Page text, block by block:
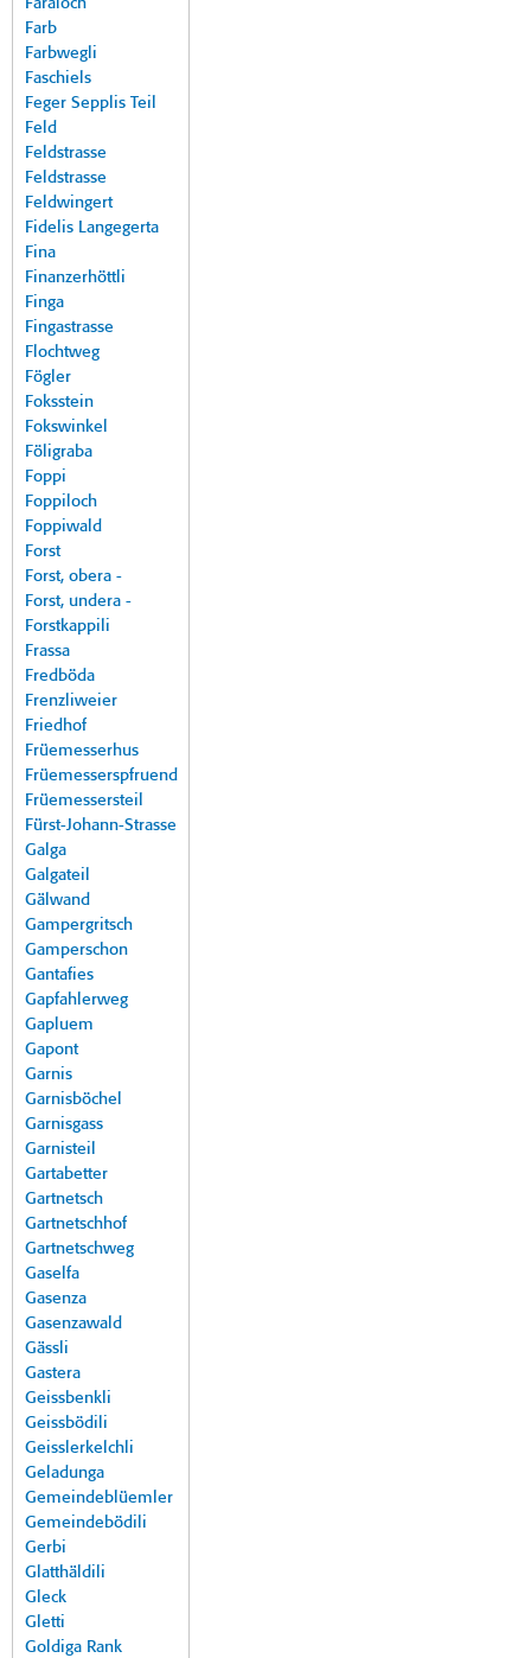
Faraloch
Farb
Farbwegli
Faschiels
Feger Sepplis Teil
Feld
Feldstrasse
Feldstrasse
Feldwingert
Fidelis Langegerta
Fina
Finanzerhöttli
Finga
Fingastrasse
Flochtweg
Fögler
Foksstein
Fokswinkel
Föligraba
Foppi
Foppiloch
Foppiwald
Forst
Forst, obera -
Forst, undera -
Forstkappili
Frassa
Fredböda
Frenzliweier
Friedhof
Früemesserhus
Früemesserspfruend
Früemessersteil
Fürst-Johann-Strasse
Galga
Galgateil
Gälwand
Gampergritsch
Gamperschon
Gantafies
Gapfahlerweg
Gapluem
Gapont
Garnis
Garnisböchel
Garnisgass
Garnisteil
Gartabetter
Gartnetsch
Gartnetschhof
Gartnetschweg
Gaselfa
Gasenza
Gasenzawald
Gässli
Gastera
Geissbenkli
Geissbödili
Geisslerkelchli
Geladunga
Gemeindeblüemler
Gemeindebödili
Gerbi
Glatthäldili
Gleck
Gletti
Goldiga Rank